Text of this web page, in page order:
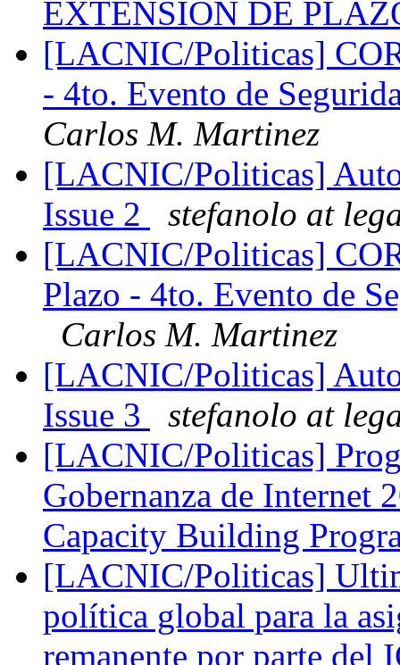
EXTENSION DE
[LACNIC/Politicas]
- 4to. Evento de
Carlos M. Martinez
[LACNIC/Politicas]
Issue 2
stefanolo at
[LACNIC/Politicas]
Plazo - 4to. Evento de
Carlos M. Martinez
[LACNIC/Politicas]
Issue 3
stefanolo at
[LACNIC/Politicas]
Gobernanza de Internet
Capacity Building
[LACNIC/Politicas]
política global para la
remanente por parte